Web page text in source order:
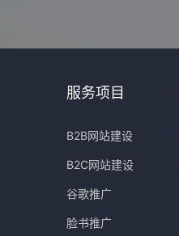
服务项目
B2B网站建设
B2C网站建设
谷歌推广
脸书推广